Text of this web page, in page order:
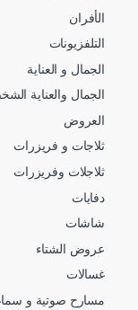
الأفران
التلفزيونات
الجمال و العناية
الجمال والعناية
العروض
ثلاجات و فريزرات
ثلاجلات وفريزرات
دفايات
شاشات
عروض الشتاء
غسالات
مسارح صوتية و